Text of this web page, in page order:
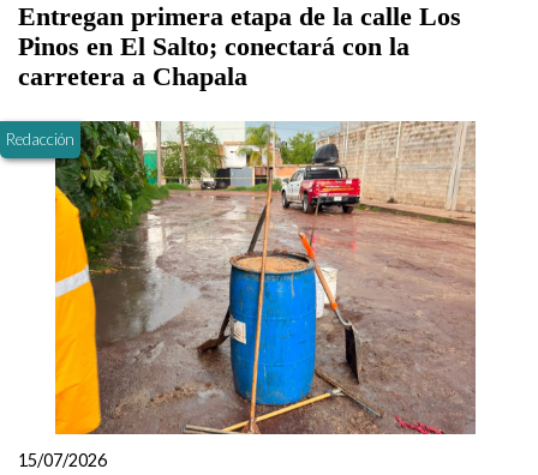
Entregan primera etapa de la calle Los
Pinos en El Salto; conectará con la
carretera a Chapala
Redacción
15/07/2026